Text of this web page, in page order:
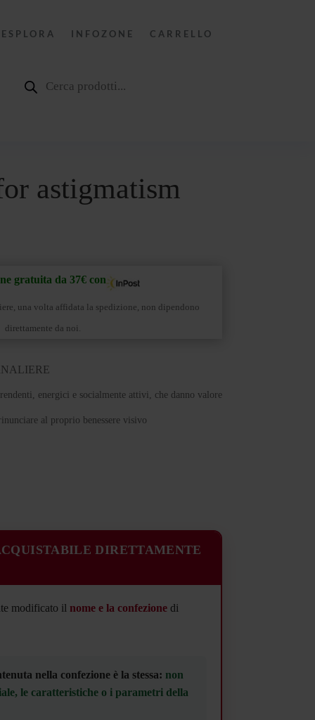
ESPLORA INFOZONE CARRELLO
search
astigmatism
gratuita da 37€ con
una volta affidata la spedizione, non dipendono
direttamente da noi.
energici e socialmente attivi, che danno valore
al proprio benessere visivo
DIRETTAMENTE
modificato il nome e la confezionedi
nella confezione è la stessa: non
le caratteristiche o i parametri della